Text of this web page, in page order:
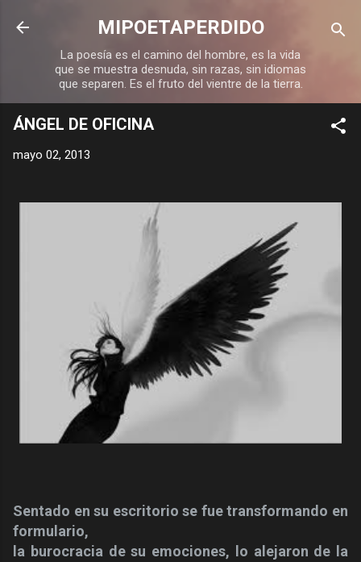
Ir al contenido principal
MIPOETAPERDIDO
La poesía es el camino del hombre, es la vida
que se muestra desnuda, sin razas, sin idiomas
que separen. Es el fruto del vientre de la tierra.
ÁNGEL DE OFICINA
mayo 02, 2013
Sentado en su escritorio se fue transformando en
formulario,
la burocracia de su emociones, lo alejaron de la